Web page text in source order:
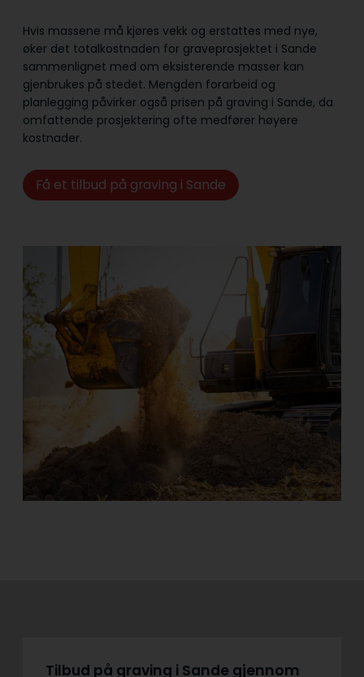
Hvis massene må kjøres vekk og erstattes med nye,
øker det totalkostnaden for graveprosjektet i Sande
sammenlignet med om eksisterende masser kan
gjenbrukes på stedet. Mengden forarbeid og
planlegging påvirker også prisen på graving i Sande, da
omfattende prosjektering ofte medfører høyere
kostnader.
Få et tilbud på graving i Sande
Tilbud på graving i Sande gjennom